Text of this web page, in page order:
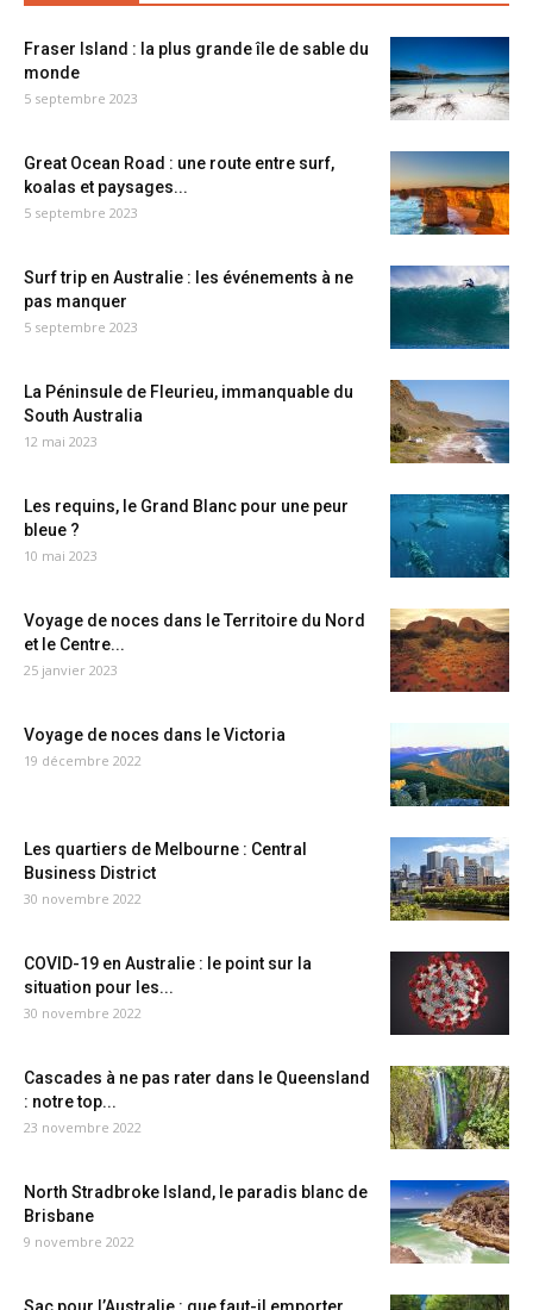
Fraser Island : la plus grande île de sable du
monde
5 septembre 2023
Great Ocean Road : une route entre surf,
koalas et paysages...
5 septembre 2023
Surf trip en Australie : les événements à ne
pas manquer
5 septembre 2023
La Péninsule de Fleurieu, immanquable du
South Australia
12 mai 2023
Les requins, le Grand Blanc pour une peur
bleue ?
10 mai 2023
Voyage de noces dans le Territoire du Nord
et le Centre...
25 janvier 2023
Voyage de noces dans le Victoria
19 décembre 2022
Les quartiers de Melbourne : Central
Business District
30 novembre 2022
COVID-19 en Australie : le point sur la
situation pour les...
30 novembre 2022
Cascades à ne pas rater dans le Queensland
: notre top...
23 novembre 2022
North Stradbroke Island, le paradis blanc de
Brisbane
9 novembre 2022